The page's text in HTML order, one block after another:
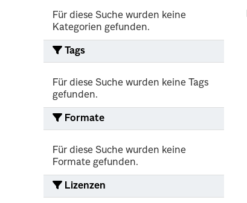
Für diese Suche wurden keine
Kategorien gefunden.
Tags
Für diese Suche wurden keine Tags
gefunden.
Formate
Für diese Suche wurden keine
Formate gefunden.
Lizenzen